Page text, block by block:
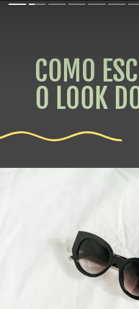
COMO
O LOOK